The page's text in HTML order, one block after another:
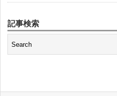
記事検索